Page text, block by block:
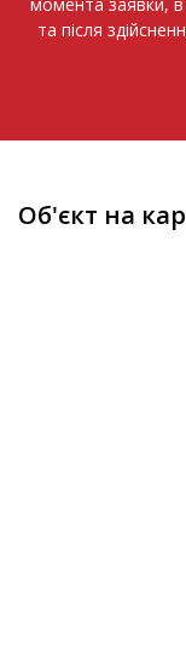
момента заявки,
та після
Об'єкт на